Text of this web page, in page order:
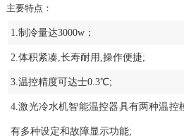
主要特点：
1.制冷量达3000w；
2.体积紧凑,长寿耐用,操作便捷;
3.温控精度可达士0.3℃;
4.激光冷水机智能温控器具有两种温控
有多种设定和故障显示功能;